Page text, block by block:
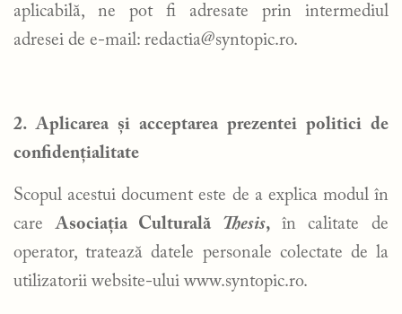
aplicabilă, ne pot fi adresate prin intermediul
adresei de e-mail: redactia@syntopic.ro.
2. Aplicarea și acceptarea prezentei politici de
confidențialitate
Scopul acestui document este de a explica modul în
careAsociația Culturală Thesis, în calitate de
operator, tratează datele personale colectate de la
utilizatorii website-ului www.syntopic.ro.